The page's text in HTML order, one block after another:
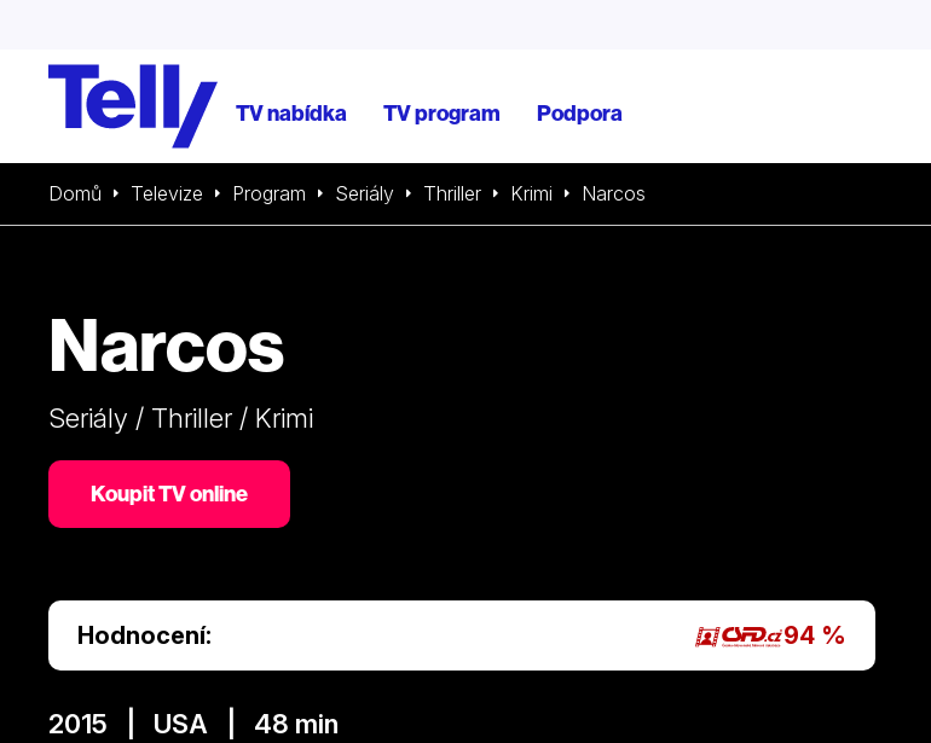
TV nabídka TV program Podpora
Domů Televize Program Seriály Thriller Krimi Narcos
Narcos
Seriály / Thriller / Krimi
Koupit TV online
Hodnocení: 94 %
2015 | USA | 48 min